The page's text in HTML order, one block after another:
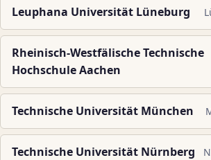
Leuphana Universität Lüneburg
Rheinisch-Westfälische Technische
Hochschule Aachen
Technische Universität München
Technische Universität Nürnberg